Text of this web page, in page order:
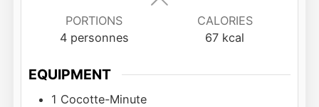
PORTIONS
4 personnes
CALORIES
67 kcal
EQUIPMENT
1 Cocotte-Minute